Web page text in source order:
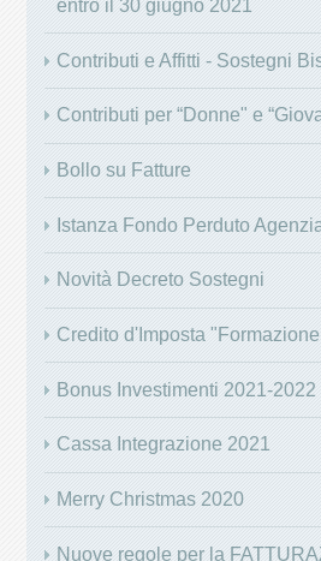
entro il 30 giugno 2021
Contributi e Affitti - Sostegni
Contributi per “Donne" e
Bollo su Fatture
Istanza Fondo Perduto
Novità Decreto Sostegni
Credito d'Imposta
Bonus Investimenti 2021-2022
Cassa Integrazione 2021
Merry Christmas 2020
Nuove regole per la